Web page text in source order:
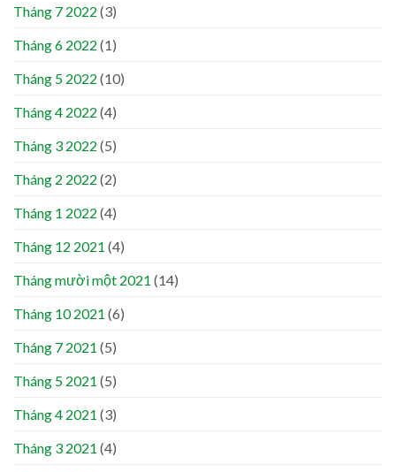
Tháng 7 2022 (3)
Tháng 6 2022 (1)
Tháng 5 2022 (10)
Tháng 4 2022 (4)
Tháng 3 2022 (5)
Tháng 2 2022 (2)
Tháng 1 2022 (4)
Tháng 12 2021 (4)
Tháng mười một 2021 (14)
Tháng 10 2021 (6)
Tháng 7 2021 (5)
Tháng 5 2021 (5)
Tháng 4 2021 (3)
Tháng 3 2021 (4)